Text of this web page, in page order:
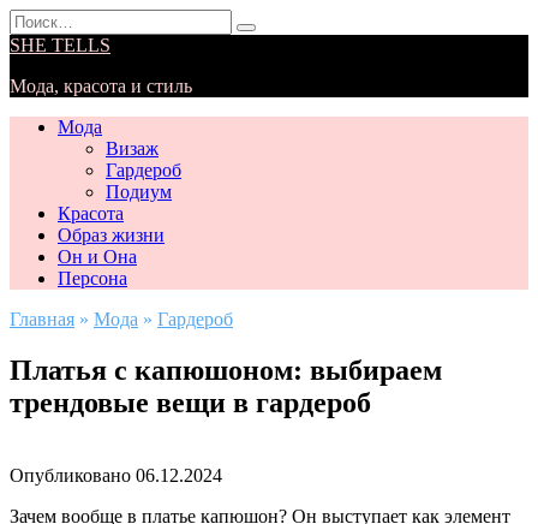
Перейти
к
Search
for:
SHE TELLS
Мода, красота и стиль
Мода
Визаж
Гардероб
Подиум
Красота
Образ жизни
Он и Она
Персона
Главная » Мода » Гардероб
Платья с капюшоном: выбираем
трендовые вещи в гардероб
Опубликовано 06.12.2024
Зачем вообще в платье капюшон? Он выступает как элемент